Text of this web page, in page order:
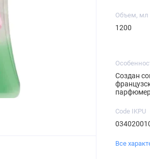
Объем, мл
1200
Cоздан
Code IKPU
Все